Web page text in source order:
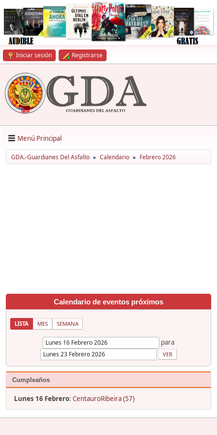
Iniciar sesión Registrarse
Menú Principal
GDA.-Guardianes Del Asfalto ► Calendario ► Febrero 2026
Calendario de eventos próximos
LISTA MES SEMANA
para
Cumpleaños
Lunes 16 Febrero: CentauroRibeira (57)